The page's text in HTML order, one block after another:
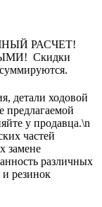
РАСЧЕТ!
Скидки
детали ходовой
предлагаемой
у продавца.\n
частей
замене
различных
и резинок